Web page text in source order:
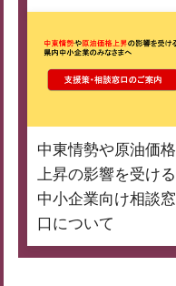
中東情勢や原油価格
上昇の影響を受ける
中小企業向け相談窓
口について